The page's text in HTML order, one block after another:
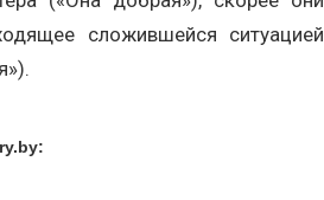
сложившейся ситуацией